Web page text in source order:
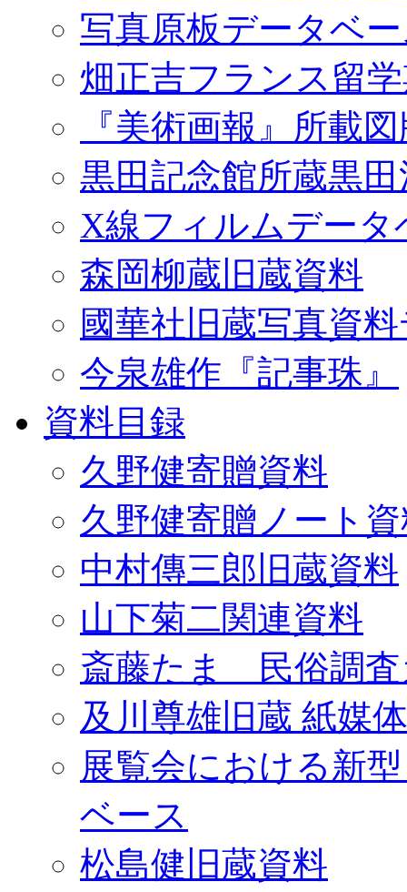
写真原板データベ
畑正吉フランス留
『美術画報』所載
黒田記念館所蔵黒
X線フィルムデータ
森岡柳蔵旧蔵資料
國華社旧蔵写真資
今泉雄作『記事珠』
資料目録
久野健寄贈資料
久野健寄贈ノート
中村傳三郎旧蔵資料
山下菊二関連資料
斎藤たま 民俗調査
及川尊雄旧蔵 紙媒
展覧会における新
ベース
松島健旧蔵資料